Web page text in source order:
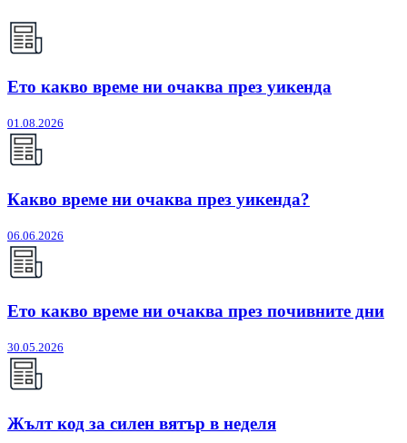
Ето какво време ни очаква през уикенда
01.08.2026
Какво време ни очаква през уикенда?
06.06.2026
Ето какво време ни очаква през почивните дни
30.05.2026
Жълт код за силен вятър в неделя